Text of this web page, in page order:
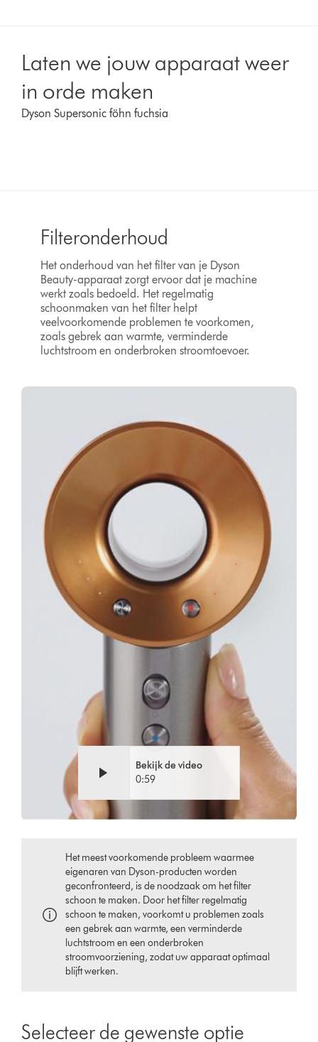
Laten we jouw apparaat weer
in orde maken
Dyson Supersonic föhn fuchsia
Filteronderhoud
Het onderhoud van het filter van je Dyson
Beauty-apparaat zorgt ervoor dat je machine
werkt zoals bedoeld. Het regelmatig
schoonmaken van het filter helpt
veelvoorkomende problemen te voorkomen,
zoals gebrek aan warmte, verminderde
luchtstroom en onderbroken stroomtoevoer.
Bekijk de video
0:59
Het meest voorkomende probleem waarmee
eigenaren van Dyson-producten worden
geconfronteerd, is de noodzaak om het filter
schoon te maken. Door het filter regelmatig
schoon te maken, voorkomt u problemen zoals
een gebrek aan warmte, een verminderde
luchtstroom en een onderbroken
stroomvoorziening, zodat uw apparaat optimaal
blijft werken.
Selecteer de gewenste optie